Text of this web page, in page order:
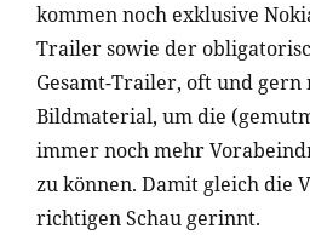
kommen noch exklusive
Trailer sowie der
Gesamt-Trailer, oft und
Bildmaterial, um die
immer noch mehr
zu können. Damit gleich die
richtigen Schau gerinnt.